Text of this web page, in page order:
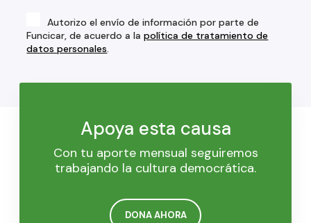
Autorizo el envío de información por parte de
Funcicar, de acuerdo a lapolítica de tratamiento de
datos personales.
Apoya esta causa
Con tu aporte mensual seguiremos
trabajando la cultura democrática.
DONA AHORA